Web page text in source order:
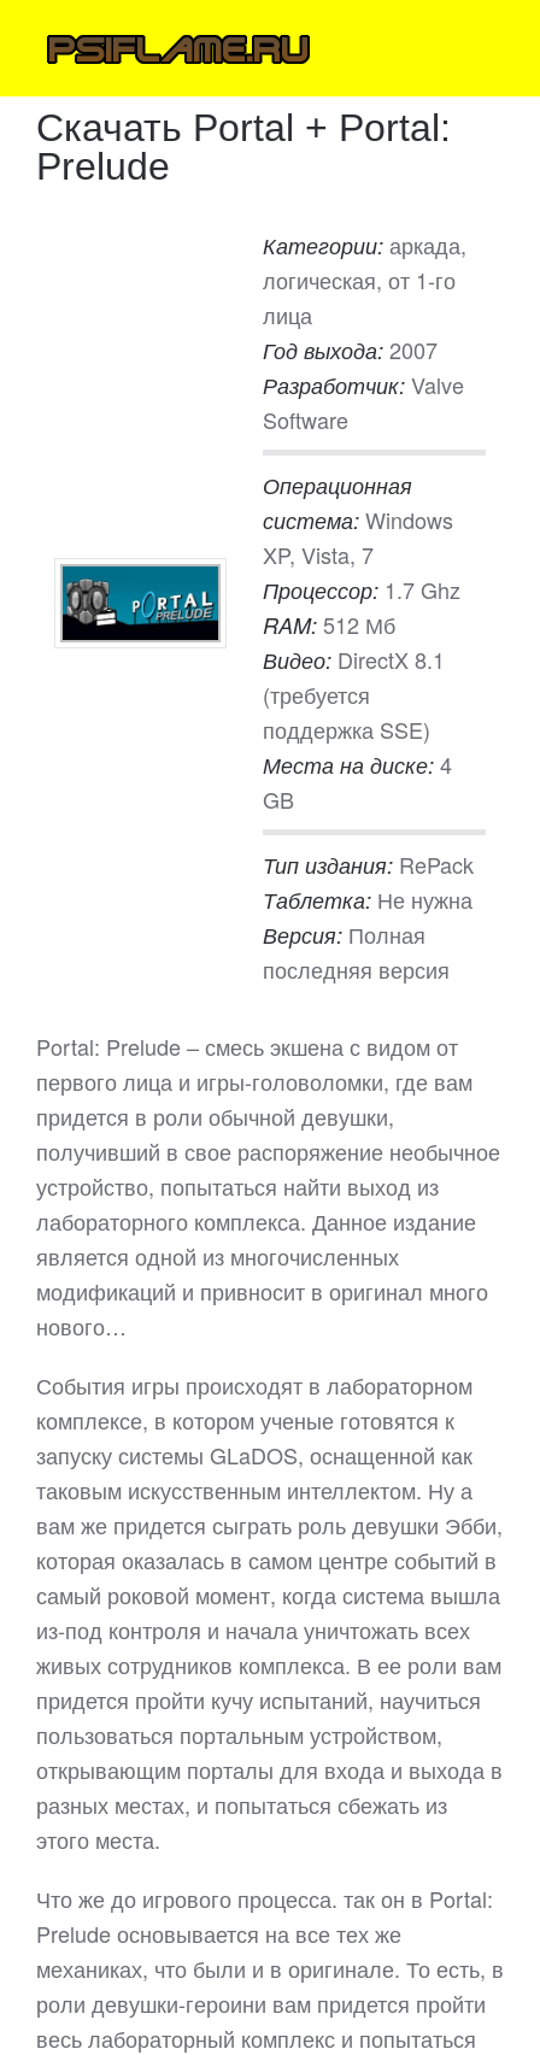
Скачать Portal + Portal:
Prelude
Категории: аркада,
логическая, от 1-го
лица
Год выхода: 2007
Разработчик: Valve
Software
Операционная
система: Windows
XP, Vista, 7
Процессор: 1.7 Ghz
RAM: 512 Мб
Видео: DirectX 8.1
(требуется
поддержка SSE)
Места на диске: 4
GB
Тип издания: RePack
Таблетка: Не нужна
Версия: Полная
последняя версия
Portal: Prelude – смесь экшена с видом от
первого лица и игры-головоломки, где вам
придется в роли обычной девушки,
получивший в свое распоряжение необычное
устройство, попытаться найти выход из
лабораторного комплекса. Данное издание
является одной из многочисленных
модификаций и привносит в оригинал много
нового…
События игры происходят в лабораторном
комплексе, в котором ученые готовятся к
запуску системы GLaDOS, оснащенной как
таковым искусственным интеллектом. Ну а
вам же придется сыграть роль девушки Эбби,
которая оказалась в самом центре событий в
самый роковой момент, когда система вышла
из-под контроля и начала уничтожать всех
живых сотрудников комплекса. В ее роли вам
придется пройти кучу испытаний, научиться
пользоваться портальным устройством,
открывающим порталы для входа и выхода в
разных местах, и попытаться сбежать из
этого места.
Что же до игрового процесса. так он в Portal:
Prelude основывается на все тех же
механиках, что были и в оригинале. То есть, в
роли девушки-героини вам придется пройти
весь лабораторный комплекс и попытаться